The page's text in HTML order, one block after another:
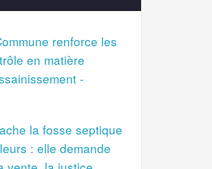
renforce les
en matière
-
la fosse septique
: elle demande